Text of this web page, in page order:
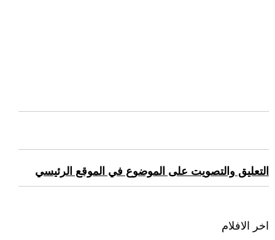
التعليق والتصويت على الموضوع في الموقع الرئيسي
اخر الافلام